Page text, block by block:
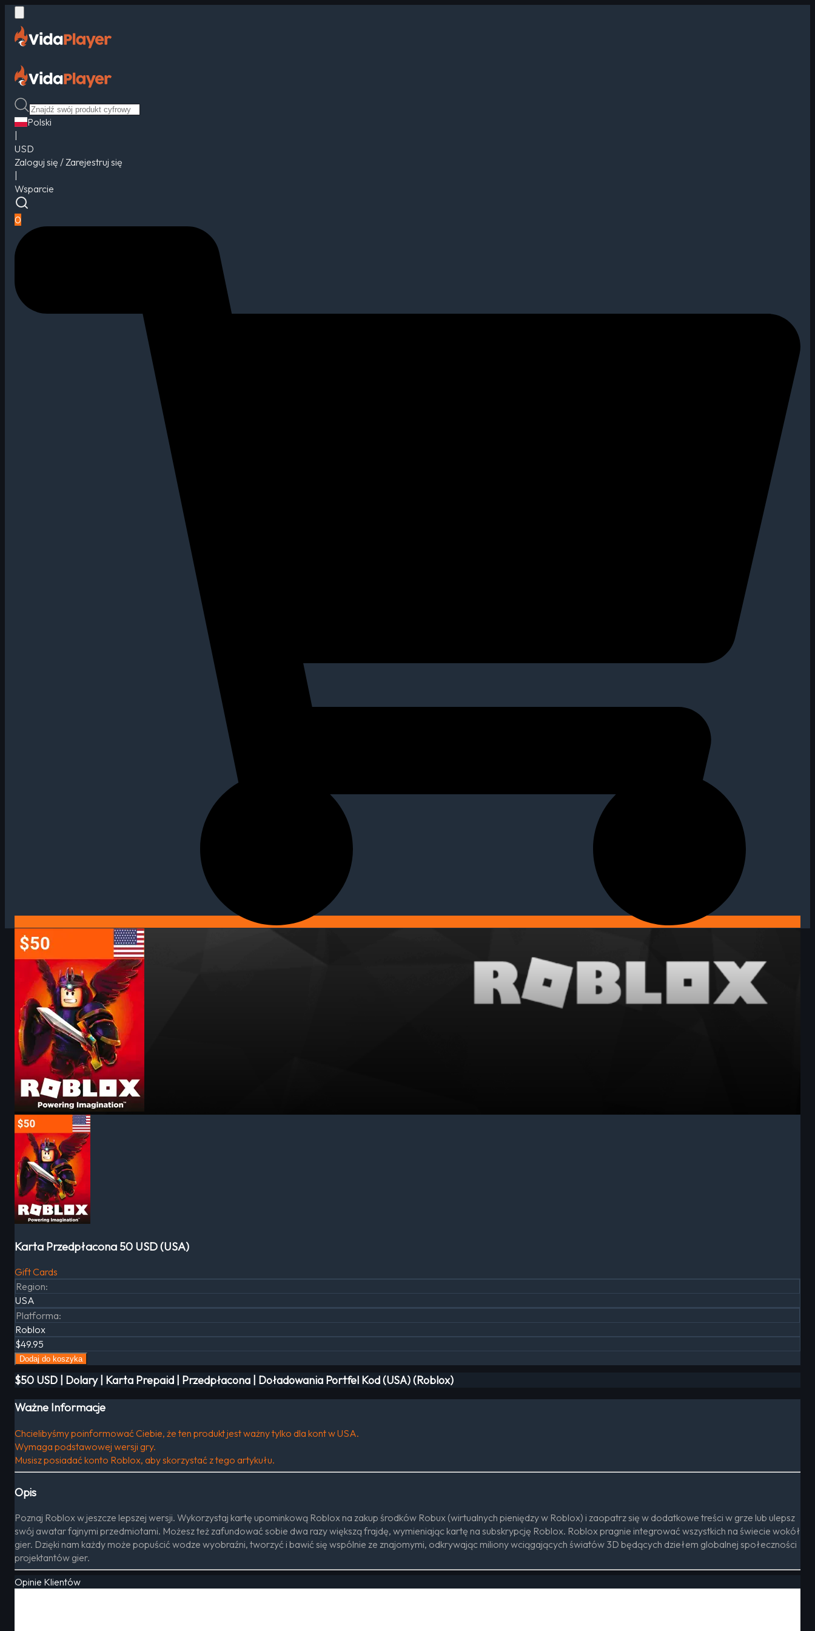
Polski
USD
Zaloguj się / Zarejestruj się
Wsparcie
0
Karta Przedpłacona 50 USD (USA)
Gift Cards
Region:
USA
Platforma:
Roblox
$49.95
Dodaj do koszyka
$50 USD | Dolary | Karta Prepaid | Przedpłacona | Doładowania Portfel Kod (USA) (Roblox)
Ważne Informacje
Chcielibyśmy poinformować Ciebie, że ten produkt jest ważny tylko dla kont w USA.
Wymaga podstawowej wersji gry.
Musisz posiadać konto Roblox, aby skorzystać z tego artykułu.
Opis
Poznaj Roblox w jeszcze lepszej wersji. Wykorzystaj kartę upominkową Roblox na zakup środków Robux (wirtualnych pieniędzy w Roblox) i zaopatrz się w dodatkowe treści w grze lub ulepsz
swój awatar fajnymi przedmiotami. Możesz też zafundować sobie dwa razy większą frajdę, wymieniając kartę na subskrypcję Roblox. Roblox pragnie integrować wszystkich na świecie wokół
gier. Dzięki nam każdy może popuścić wodze wyobraźni, tworzyć i bawić się wspólnie ze znajomymi, odkrywając miliony wciągających światów 3D będących dziełem globalnej społeczności
projektantów gier.
Opinie Klientów